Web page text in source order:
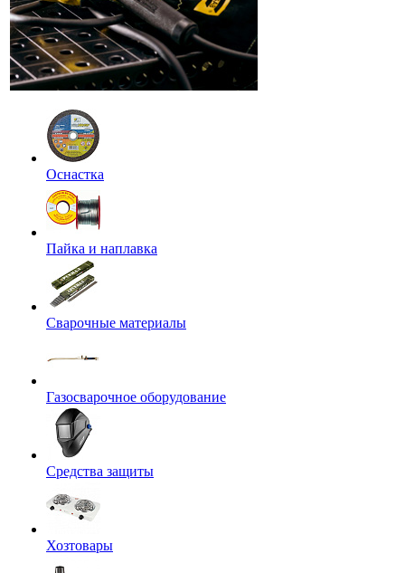
Оснастка
Пайка и наплавка
Сварочные материалы
Газосварочное оборудование
Средства защиты
Хозтовары